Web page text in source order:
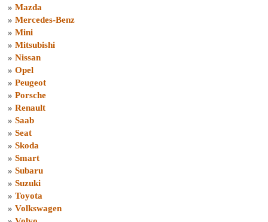
» Mazda
» Mercedes-Benz
» Mini
» Mitsubishi
» Nissan
» Opel
» Peugeot
» Porsche
» Renault
» Saab
» Seat
» Skoda
» Smart
» Subaru
» Suzuki
» Toyota
» Volkswagen